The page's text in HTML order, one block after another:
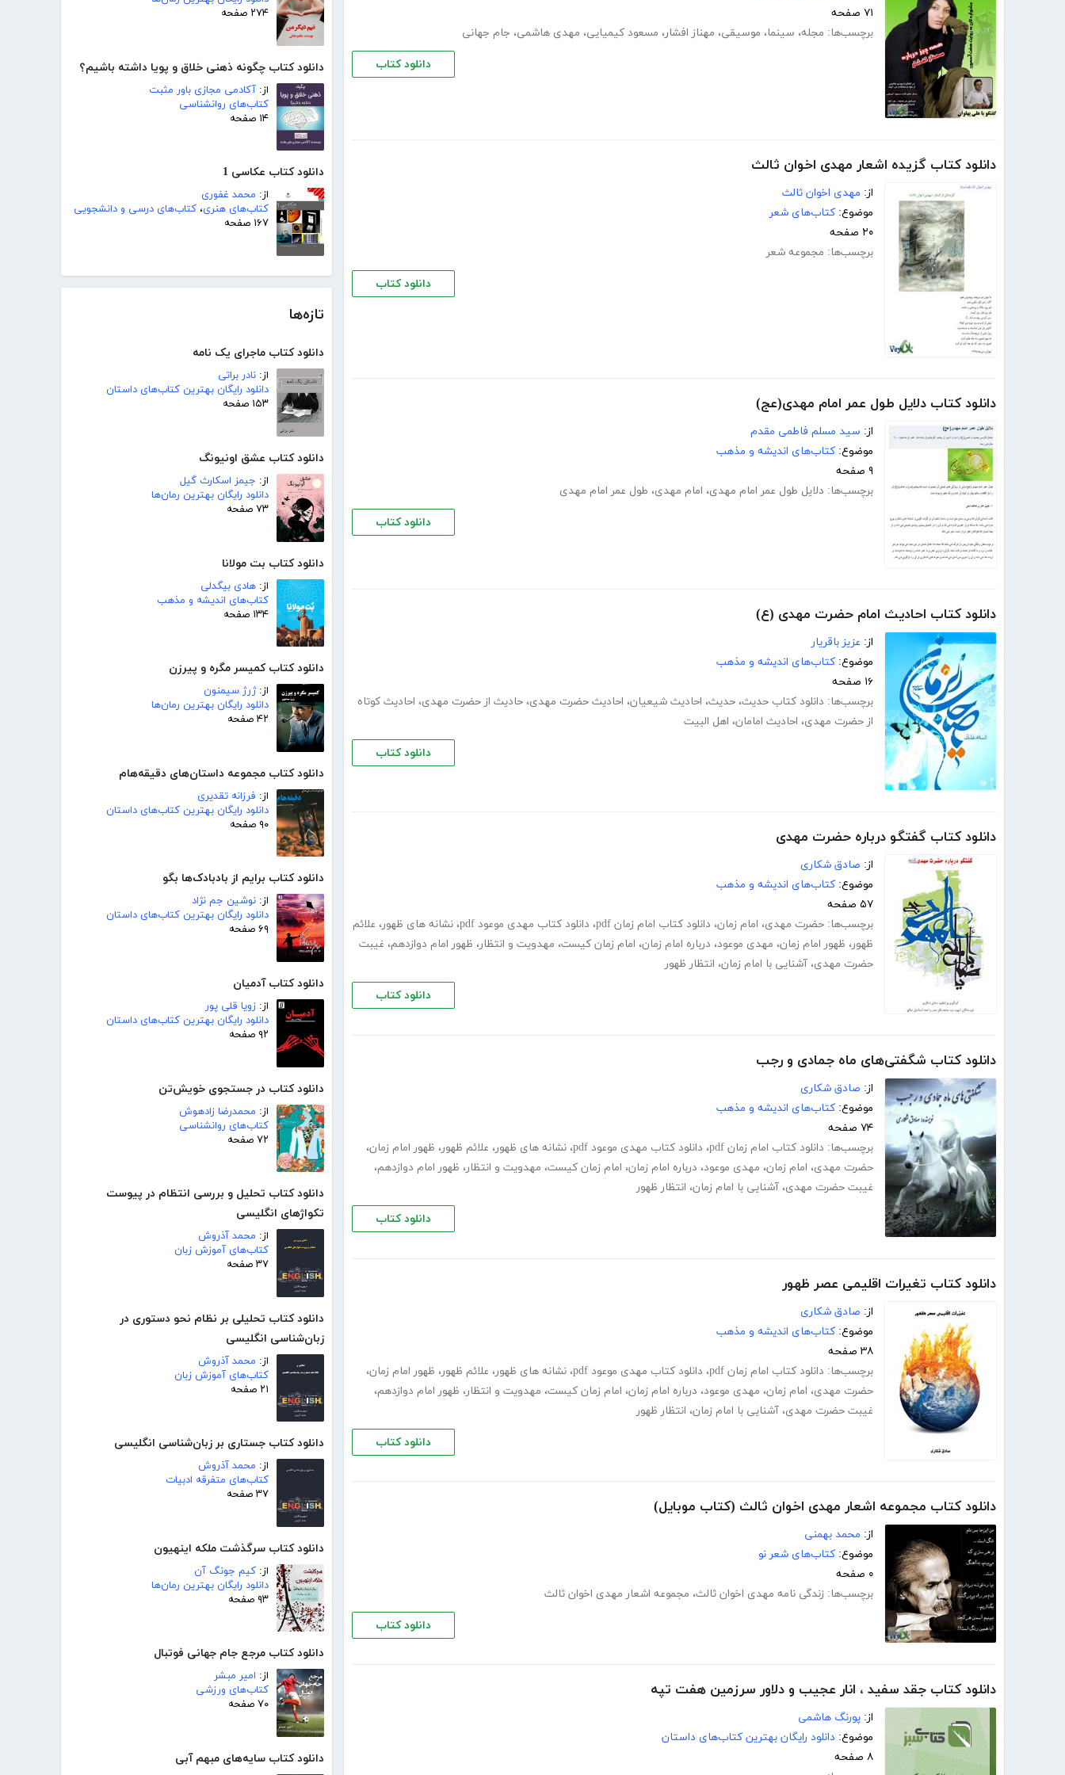
۲۷۴ صفحه
دانلود کتاب چگونه ذهنی خلاق و پویا داشته باشیم؟
از: آکادمی مجازی باور مثبت
کتاب‌های روانشناسی
۱۴ صفحه
دانلود کتاب عکاسی 1
از: محمد غفوری
کتاب‌های هنری، کتاب‌های درسی و دانشجویی
۱۶۷ صفحه
تازه‌ها
دانلود کتاب ماجرای یک نامه
از: نادر براتی
دانلود رایگان بهترین کتاب‌های داستان
۱۵۳ صفحه
دانلود کتاب عشق اونیونگ
از: جیمز اسکارث گیل
دانلود رایگان بهترین رمان‌ها
۷۳ صفحه
دانلود کتاب بت مولانا
از: هادی بیگدلی
کتاب‌های اندیشه و مذهب
۱۳۴ صفحه
دانلود کتاب کمیسر مگره و پیرزن
از:ژرژ سیمنون
دانلود رایگان بهترین رمان‌ها
۴۲ صفحه
دانلود کتاب مجموعه داستان‌های دقیقه‌هام
از: فرزانه تقدیری
دانلود رایگان بهترین کتاب‌های داستان
۹۰ صفحه
دانلود کتاب برایم از بادبادک‌ها بگو
از: نوشین جم نژاد
دانلود رایگان بهترین کتاب‌های داستان
۶۹ صفحه
دانلود کتاب آدمیان
از: زویا قلی پور
دانلود رایگان بهترین کتاب‌های داستان
۹۲ صفحه
دانلود کتاب در جستجوی خویش‌تن
از: محمدرضا زادهوش
کتاب‌های روانشناسی
۷۲ صفحه
دانلود کتاب تحلیل و بررسی انتظام در پیوست
تکواژهای انگلیسی
از: محمد آذروش
کتاب‌های آموزش زبان
۳۷ صفحه
دانلود کتاب تحلیلی بر نظام نحو دستوری در
زبان‌شناسی انگلیسی
از: محمد آذروش
کتاب‌های آموزش زبان
۲۱ صفحه
دانلود کتاب جستاری بر زبان‌شناسی انگلیسی
از: محمد آذروش
کتاب‌های متفرقه ادبیات
۳۷ صفحه
دانلود کتاب سرگذشت ملکه اینهیون
از: کیم جونگ آن
دانلود رایگان بهترین رمان‌ها
۹۳ صفحه
دانلود کتاب مرجع جام جهانی فوتبال
از: امیر مبشر
کتاب‌های ورزشی
۷۰ صفحه
دانلود کتاب سایه‌های مبهم آبی
۷۱ صفحه
برچسب‌ها: مجله، سینما، موسیقی، مهناز افشار، مسعود کیمیایی، مهدی هاشمی، جام جهانی
دانلود کتاب
دانلود کتاب گزیده اشعار مهدی اخوان ثالث
از: مهدی اخوان ثالث
موضوع: کتاب‌های شعر
۲۰ صفحه
برچسب‌ها: مجموعه شعر
دانلود کتاب
دانلود کتاب دلایل طول عمر امام مهدی(عج)
از: سید مسلم فاطمی مقدم
موضوع: کتاب‌های اندیشه و مذهب
۹ صفحه
برچسب‌ها: دلایل طول عمر امام مهدی، امام مهدی، طول عمر امام مهدی
دانلود کتاب
دانلود کتاب احادیث امام حضرت مهدی (ع)
از: عزیز باقریار
موضوع: کتاب‌های اندیشه و مذهب
۱۶ صفحه
برچسب‌ها: دانلود کتاب حدیث، حدیث، احادیث شیعیان، احادیث حضرت مهدی، حادیث از حضرت مهدی، احادیث کوتاه
از حضرت مهدی، احادیث امامان، اهل البیت
دانلود کتاب
دانلود کتاب گفتگو درباره حضرت مهدی‌
از: صادق شکاری
موضوع: کتاب‌های اندیشه و مذهب
۵۷ صفحه
برچسب‌ها: حضرت مهدی، امام زمان، دانلود کتاب امام زمان pdf ، دانلود کتاب مهدی موعود pdf ، نشانه های ظهور، علائم
ظهور، ظهور امام زمان، مهدی موعود، درباره امام زمان، امام زمان کیست، مهدویت و انتظار، ظهور امام دوازدهم، غیبت
حضرت مهدی، آشنایی با امام زمان، انتظار ظهور
دانلود کتاب
دانلود کتاب شگفتی‌های ماه جمادی و رجب
از: صادق شکاری
موضوع: کتاب‌های اندیشه و مذهب
۷۴ صفحه
برچسب‌ها: دانلود کتاب امام زمان pdf ، دانلود کتاب مهدی موعود pdf ، نشانه های ظهور، علائم ظهور، ظهور امام زمان،
حضرت مهدی، امام زمان، مهدی موعود، درباره امام زمان، امام زمان کیست، مهدویت و انتظار، ظهور امام دوازدهم،
غیبت حضرت مهدی، آشنایی با امام زمان، انتظار ظهور
دانلود کتاب
دانلود کتاب تغیرات اقلیمی عصر ظهور
از: صادق شکاری
موضوع: کتاب‌های اندیشه و مذهب
۳۸ صفحه
برچسب‌ها: دانلود کتاب امام زمان pdf ، دانلود کتاب مهدی موعود pdf ، نشانه های ظهور، علائم ظهور، ظهور امام زمان،
حضرت مهدی، امام زمان، مهدی موعود، درباره امام زمان، امام زمان کیست، مهدویت و انتظار، ظهور امام دوازدهم،
غیبت حضرت مهدی، آشنایی با امام زمان، انتظار ظهور
دانلود کتاب
دانلود کتاب مجموعه اشعار مهدی اخوان ثالث (کتاب موبایل)
از: محمد بهمنی
موضوع: کتاب‌های شعر نو
۰ صفحه
برچسب‌ها: زندگی نامه مهدی اخوان ثالث، مجموعه اشعار مهدی اخوان ثالث
دانلود کتاب
دانلود کتاب جقد سفید ، انار عجیب و دلاور سرزمین هفت تپه
از: پورنگ هاشمی
موضوع: دانلود رایگان بهترین کتاب‌های داستان
۸ صفحه